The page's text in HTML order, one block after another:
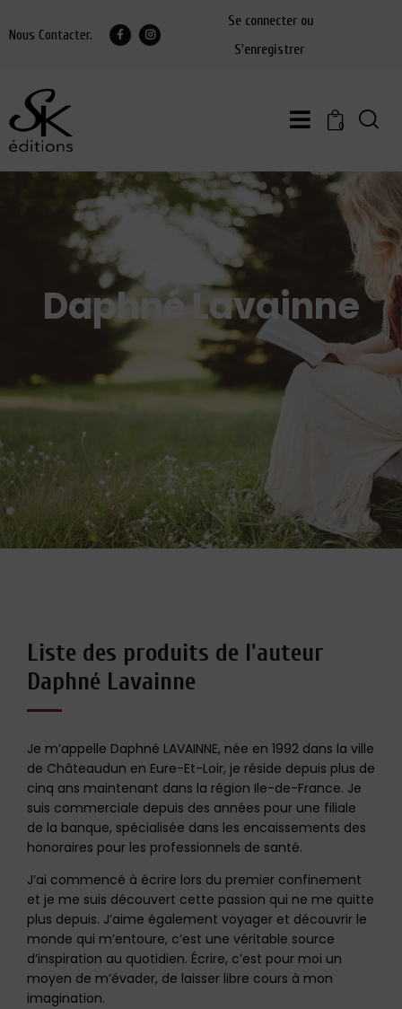
Nous Contacter.
Se connecter ou
S'enregistrer
0
Daphné Lavainne
Liste des produits de l'auteur
Daphné Lavainne
Je m’appelle Daphné LAVAINNE, née en 1992 dans la ville
de Châteaudun en Eure-Et-Loir, je réside depuis plus de
cinq ans maintenant dans la région Ile-de-France. Je
suis commerciale depuis des années pour une filiale
de la banque, spécialisée dans les encaissements des
honoraires pour les professionnels de santé.
J’ai commencé à écrire lors du premier confinement
et je me suis découvert cette passion qui ne me quitte
plus depuis. J’aime également voyager et découvrir le
monde qui m’entoure, c’est une véritable source
d’inspiration au quotidien. Écrire, c’est pour moi un
moyen de m’évader, de laisser libre cours à mon
imagination.